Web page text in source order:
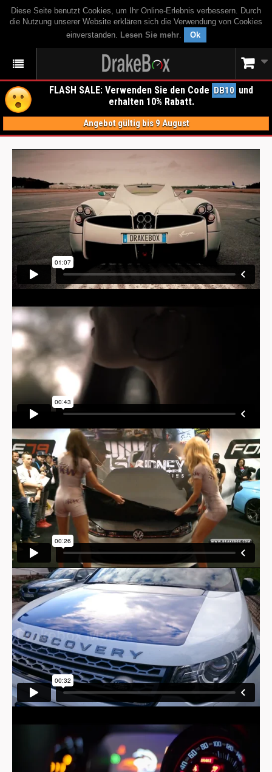
Diese Seite benutzt Cookies, um Ihr Online-Erlebnis verbessern. Durch
die Nutzung unserer Website erklären sich die Verwendung von Cookies
einverstanden. Lesen Sie mehr. Ok
FLASH SALE: Verwenden Sie den Code DB10 und
erhalten 10% Rabatt.
Angebot gültig bis 9 August